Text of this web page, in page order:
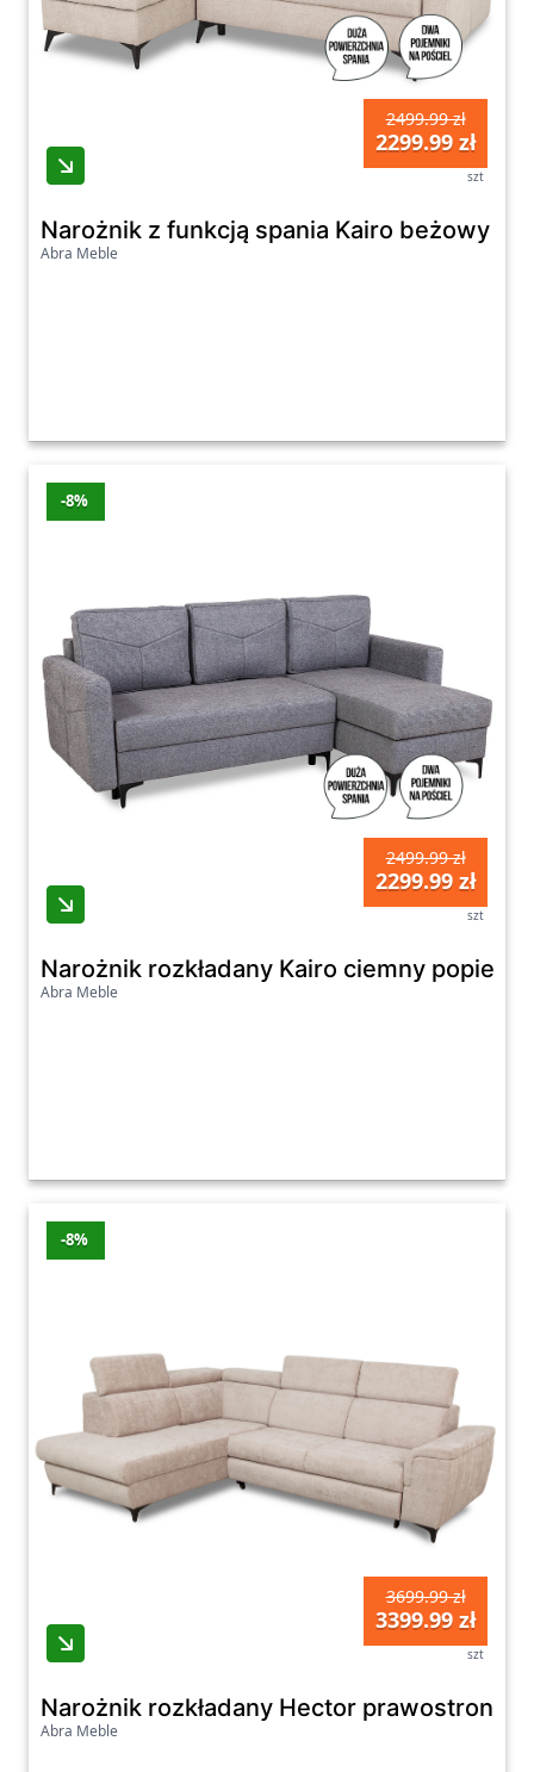
2499.99 zł
2299.99 zł
szt
Narożnik z funkcją spania Kairo beżowy
Abra Meble
-8%
2499.99 zł
2299.99 zł
szt
Narożnik rozkładany Kairo ciemny popiel
Abra Meble
-8%
3699.99 zł
3399.99 zł
szt
Narożnik rozkładany Hector prawostronny
Abra Meble